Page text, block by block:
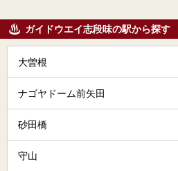
ガイドウエイ志段味の駅から探す
大曽根
ナゴヤドーム前矢田
砂田橋
守山